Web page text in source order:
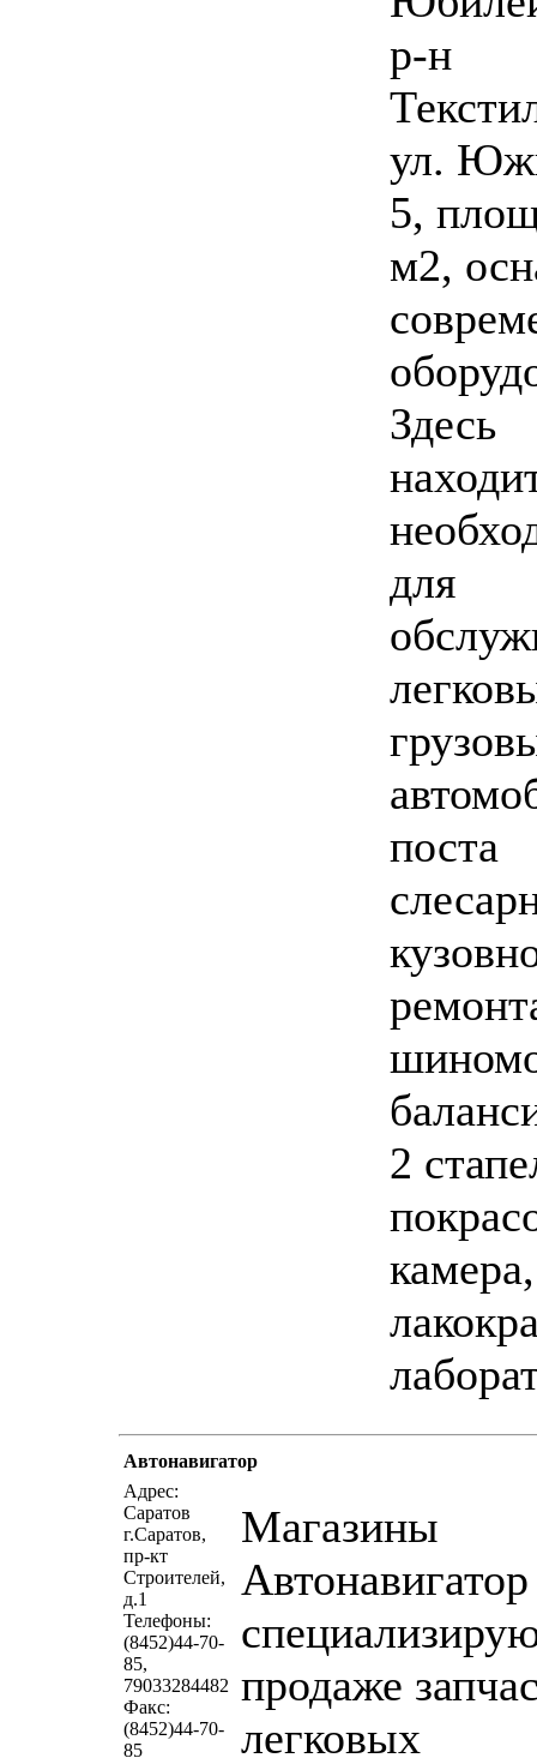
р-н
ул.
5,
м2,
Здесь
для
поста
2
камера,
Автонавигатор
Адрес:
Саратов
г.Саратов,
пр-кт
Строителей,
д.1
Телефоны:
(8452)44-70-
85,
79033284482
Факс:
(8452)44-70-
85
Магазины
Автонавигатор
продаже
легковых